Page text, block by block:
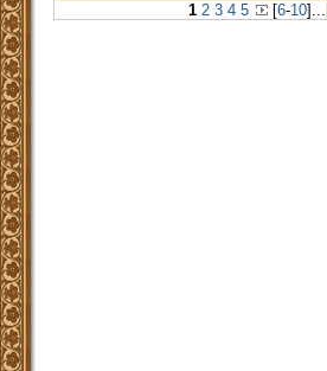
1 2 3 4 5 [6-10] ...